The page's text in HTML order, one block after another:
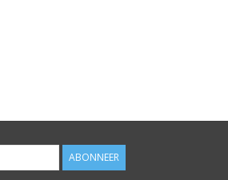
ABONNEER